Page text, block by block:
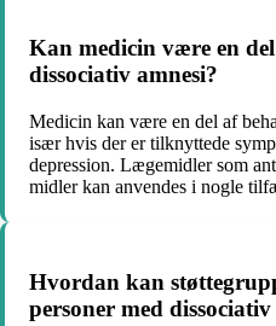
Kan medicin være en
dissociativ amnesi?
Medicin kan være en del af
især hvis der er tilknyttede
depression. Lægemidler som
midler kan anvendes i nogle
Hvordan kan
personer med dissociativ